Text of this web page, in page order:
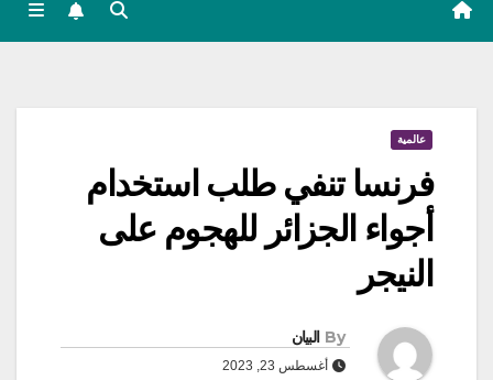
عالمية
فرنسا تنفي طلب استخدام
أجواء الجزائر للهجوم على
النيجر
By البيان
أغسطس 23, 2023